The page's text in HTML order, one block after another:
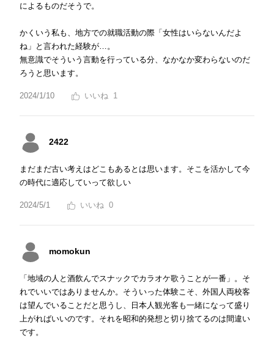
によるものだそうで。
かくいう私も、地方での就職活動の際「女性はいらないんだよ
ね」と言われた経験が…。
無意識でそういう言動を行っている分、なかなか変わらないのだ
ろうと思います。
2024/1/10 1
2422
まだまだ古い考えはどこもあるとは思います。そこを活かして今
の時代に適応していって欲しい
2024/5/1 0
momokun
「地域の人と酒飲んでスナックでカラオケ歌うことが一番」。そ
れでいいではありませんか。そういった体験こそ、外国人両校客
は望んでいることだと思うし、日本人観光客も一緒になって盛り
上がればいいのです。それを昭和的発想と切り捨てるのは間違い
です。